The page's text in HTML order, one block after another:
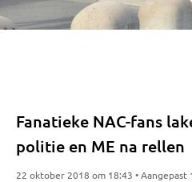
Fanatieke NAC-fans
politie en ME na rellen
22 oktober 2018 om 18:43 •